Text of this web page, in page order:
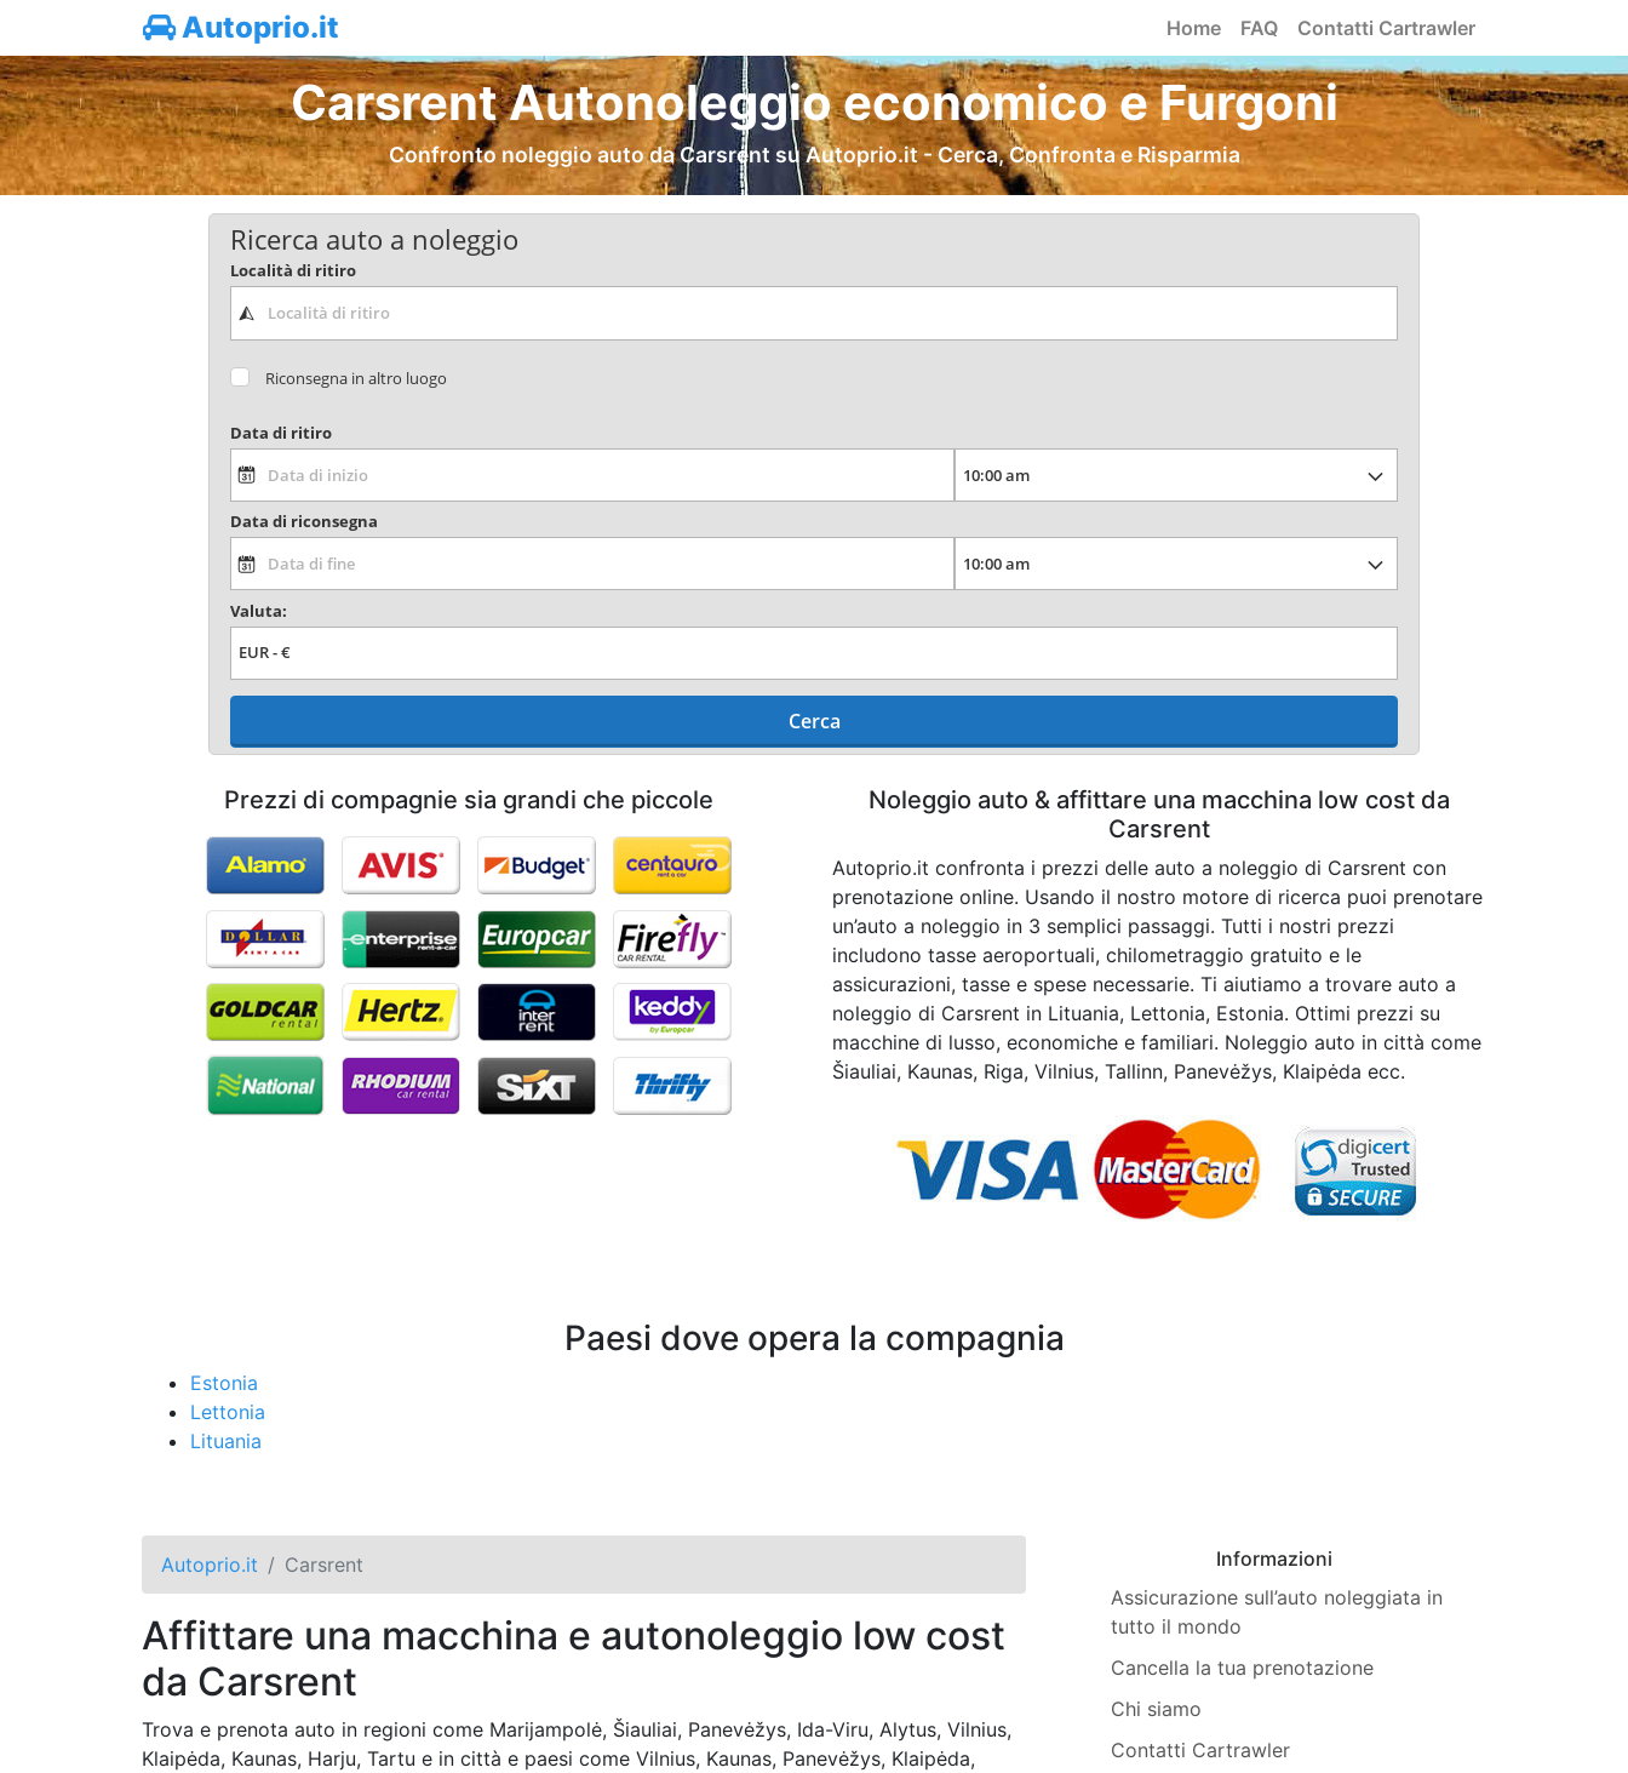
Autoprio.it Home FAQ Contatti Cartrawler
Carsrent Autonoleggio economico e Furgoni
Confronto noleggio auto da Carsrent su Autoprio.it - Cerca, Confronta e Risparmia
Ricerca auto a noleggio
Località di ritiro
Riconsegna in altro luogo
Data di ritiro
Data di riconsegna
Valuta:
Cerca
Prezzi di compagnie sia grandi che piccole
Noleggio auto & affittare una macchina low cost da
Carsrent
Autoprio.it confronta i prezzi delle auto a noleggio di Carsrent con
prenotazione online. Usando il nostro motore di ricerca puoi prenotare
un’auto a noleggio in 3 semplici passaggi. Tutti i nostri prezzi
includono tasse aeroportuali, chilometraggio gratuito e le
assicurazioni, tasse e spese necessarie. Ti aiutiamo a trovare auto a
noleggio di Carsrent in Lituania, Lettonia, Estonia. Ottimi prezzi su
macchine di lusso, economiche e familiari. Noleggio auto in città come
Šiauliai, Kaunas, Riga, Vilnius, Tallinn, Panevėžys, Klaipėda ecc.
Paesi dove opera la compagnia
Estonia
Lettonia
Lituania
Autoprio.it Carsrent
Affittare una macchina e autonoleggio low cost
da Carsrent
Trova e prenota auto in regioni come Marijampolė, Šiauliai, Panevėžys, Ida-Viru, Alytus, Vilnius,
Klaipėda, Kaunas, Harju, Tartu e in città e paesi come Vilnius, Kaunas, Panevėžys, Klaipėda,
Informazioni
Assicurazione sull’auto noleggiata in
tutto il mondo
Cancella la tua prenotazione
Chi siamo
Contatti Cartrawler